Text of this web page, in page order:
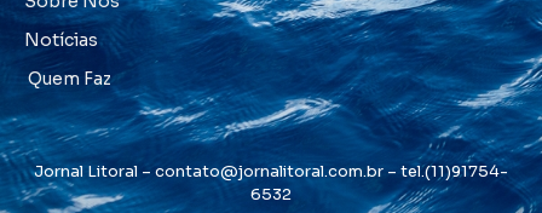
Notícias
Quem Faz
Jornal Litoral – contato@jornalitoral.com.br – tel.(11)91754-
6532